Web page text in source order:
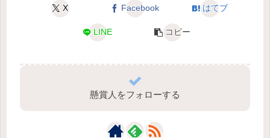
X Facebook はてブ
LINE コピー
懸賞人をフォローする